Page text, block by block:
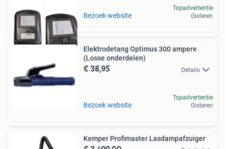
Bezoek website
Topadvertentie
Gisteren
Elektrodetang Optimus 300 ampere
(Losse onderdelen)
€ 38,95 Details
Bezoek website
Topadvertentie
Gisteren
Kemper Profimaster Lasdampafzuiger